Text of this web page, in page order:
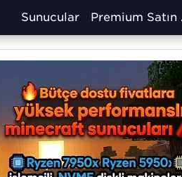
Sunucular Premium Satın